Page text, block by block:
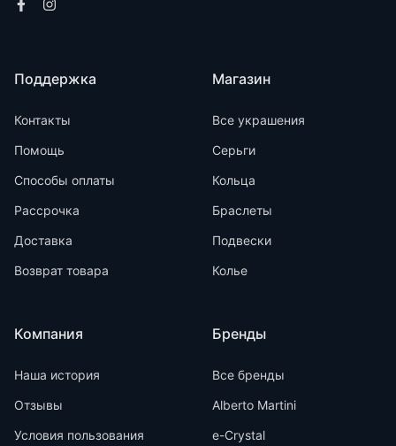
Поддержка
Контакты
Помощь
Способы оплаты
Рассрочка
Доставка
Возврат товара
Компания
Наша история
Отзывы
Условия пользования
Магазин
Все украшения
Серьги
Кольца
Браслеты
Подвески
Колье
Бренды
Все бренды
Alberto Martini
e-Crystal